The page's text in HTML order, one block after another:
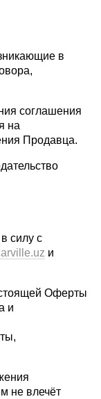
в
соглашения
на
Продавца.
силу с
и
Оферты
и
не влечёт